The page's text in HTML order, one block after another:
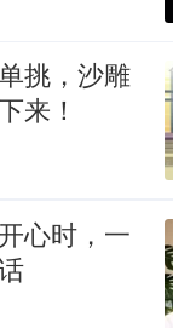
挑，沙雕
来！
心时，一